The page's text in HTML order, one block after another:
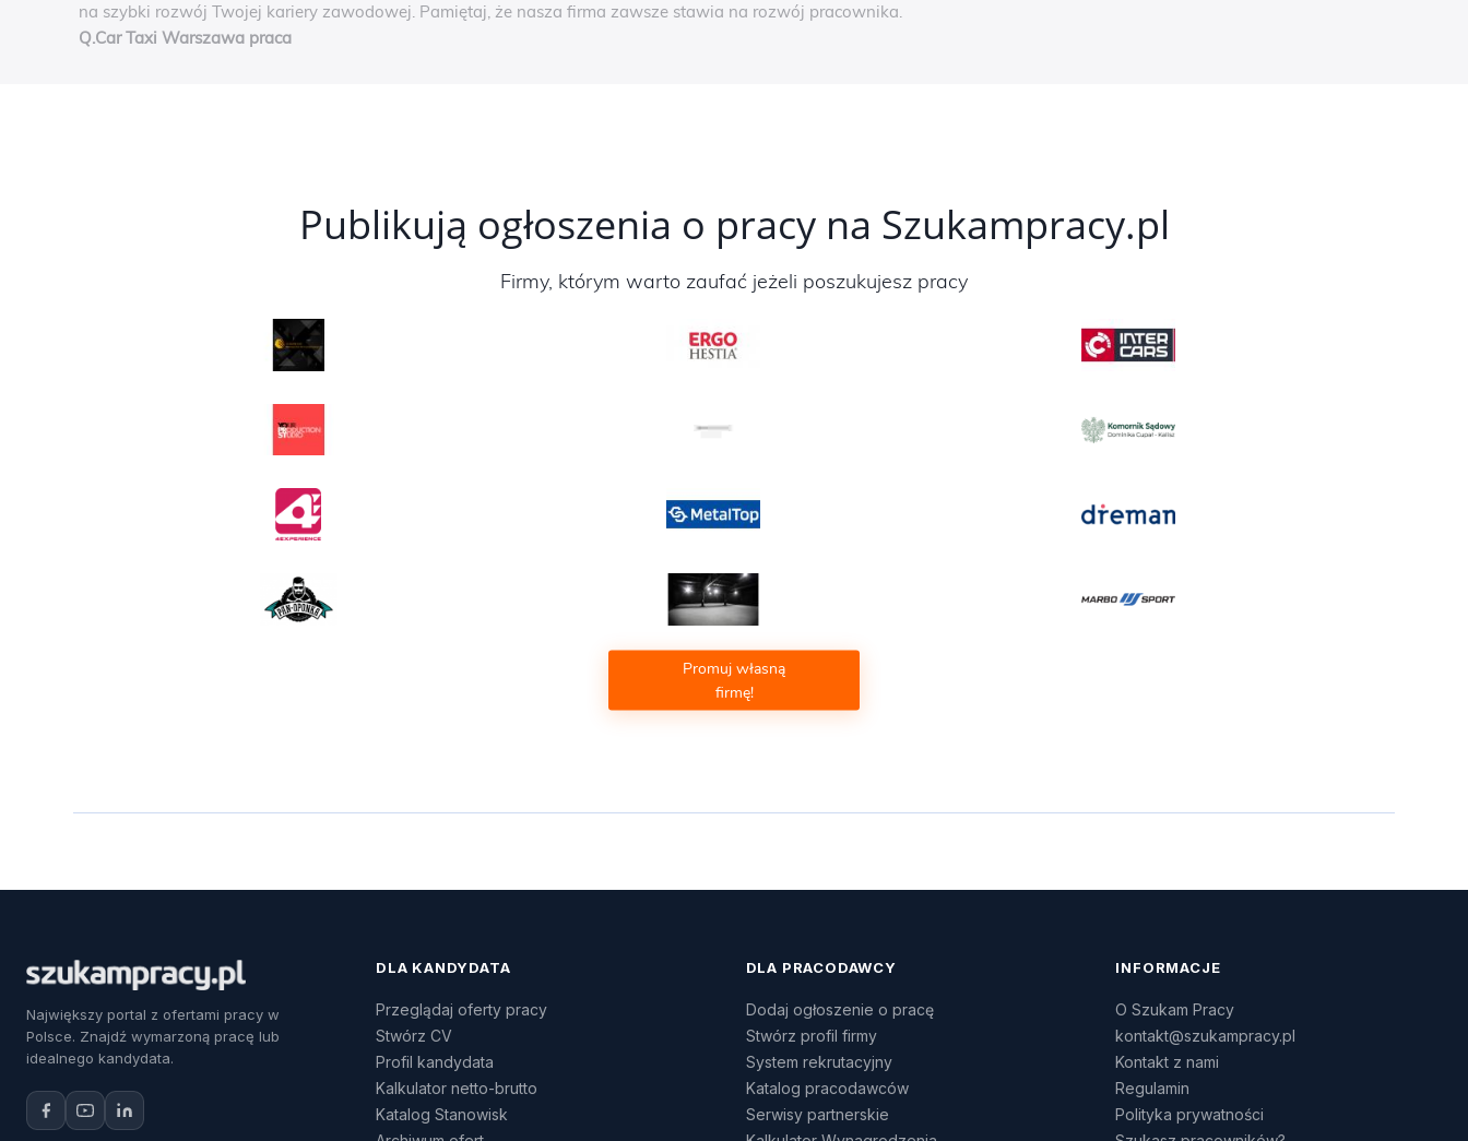
na szybki rozwój Twojej kariery zawodowej. Pamiętaj, że nasza firma zawsze stawia na rozwój pracownika.
Q.Car Taxi Warszawa praca
Publikują ogłoszenia o pracy na Szukampracy.pl
Firmy, którym warto zaufać jeżeli poszukujesz pracy
Promuj własną
firmę!
Największy portal z ofertami pracy w
Polsce. Znajdź wymarzoną pracę lub
idealnego kandydata.
DLA KANDYDATA
Przeglądaj oferty pracy
Stwórz CV
Profil kandydata
Kalkulator netto-brutto
Katalog Stanowisk
DLA PRACODAWCY
Dodaj ogłoszenie o pracę
Stwórz profil firmy
System rekrutacyjny
Katalog pracodawców
Serwisy partnerskie
INFORMACJE
O Szukam Pracy
kontakt@szukampracy.pl
Kontakt z nami
Regulamin
Polityka prywatności